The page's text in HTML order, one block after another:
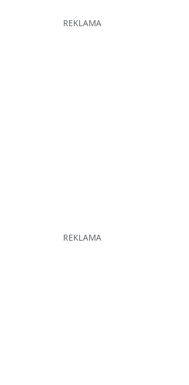
REKLAMA
REKLAMA